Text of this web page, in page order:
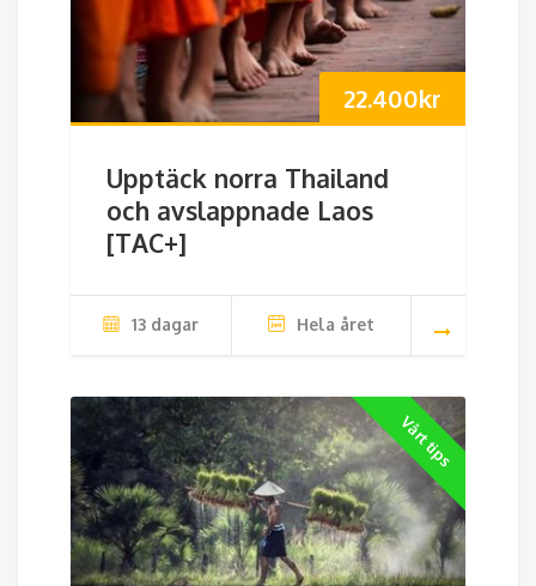
22.400kr
Upptäck norra Thailand
och avslappnade Laos
[TAC+]
13 dagar Hela året
Vårt tips